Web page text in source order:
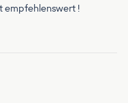
empfehlenswert !